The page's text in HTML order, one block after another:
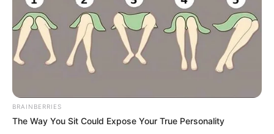
BRAINBERRIES
The Way You Sit Could Expose Your True Personality